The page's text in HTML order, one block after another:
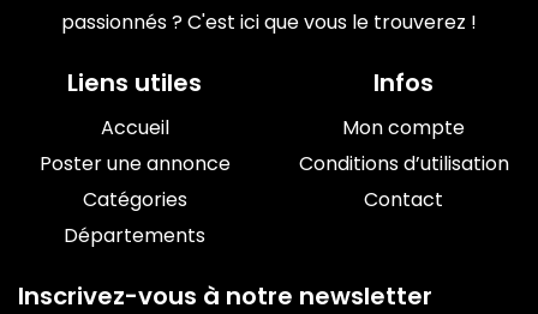
passionnés ? C'est ici que vous le trouverez !
Liens utiles
Accueil
Poster une annonce
Catégories
Départements
Infos
Mon compte
Conditions d’utilisation
Contact
Inscrivez-vous à notre newsletter